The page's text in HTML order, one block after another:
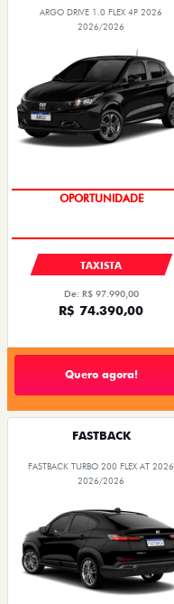
ARGO DRIVE 1.0 FLEX 4P 2026
2026/2026
OPORTUNIDADE
TAXISTA
De: R$ 97.990,00
R$ 74.390,00
Quero agora!
FASTBACK
FASTBACK TURBO 200 FLEX AT 2026
2026/2026